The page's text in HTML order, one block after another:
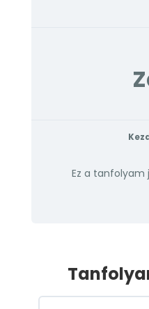
Ez a tanfolyam